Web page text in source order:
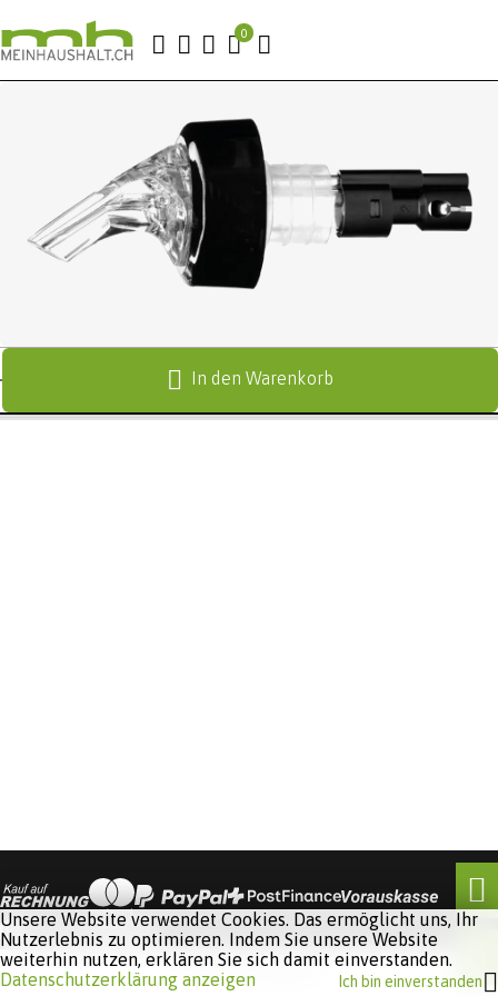
In den Warenkorb
Software:
Unsere Website verwendet Cookies. Das ermöglicht uns, Ihr
Nutzerlebnis zu optimieren. Indem Sie unsere Website
weiterhin nutzen, erklären Sie sich damit einverstanden.
Datenschutzerklärung anzeigen
Ich bin einverstanden